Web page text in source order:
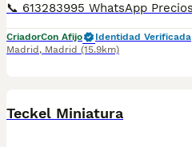
CriadorCon Afijo
Identidad Verificada
Madrid , Madrid (15.9km)
Teckel Miniatura